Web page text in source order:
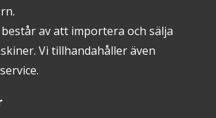
av att importera och sälja
Vi tillhandahåller även